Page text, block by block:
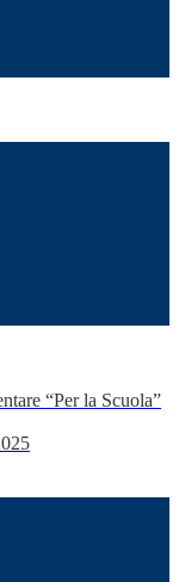
“Per la Scuola”